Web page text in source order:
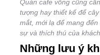
Quán cafe võng cũng
tượng hay thiết kế để
mắt, mới lạ để mang
sự và thích thú của
Những lưu ý